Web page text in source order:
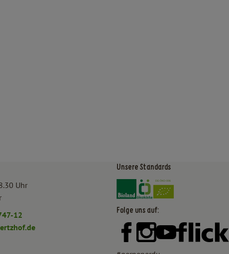
Uhr
12
Unsere Standards
Externer Link zu https://
Externer Link zu
Folge uns auf:
Externer Link zu https://
Externer Link zu
Externer Link